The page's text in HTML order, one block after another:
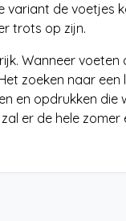
variant de voetjes
trots op zijn.
Wanneer
zoeken naar
en opdrukken
er de hele